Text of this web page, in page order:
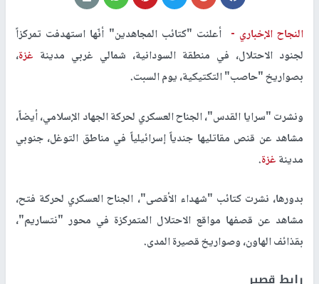
النجاح الإخباري - أعلنت "كتائب المجاهدين" أنّها استهدفت تمركزاً
لجنود الاحتلال، في منطقة السودانية، شمالي غربي مدينة غزة،
بصواريخ "حاصب" التكتيكية، يوم السبت.
ونشرت "سرايا القدس"، الجناح العسكري لحركة الجهاد الإسلامي، أيضاً،
مشاهد عن قنص مقاتليها جندياً إسرائيلياً في مناطق التوغل، جنوبي
مدينةغزة.
بدورها، نشرت كتائب "شهداء الأقصى"، الجناح العسكري لحركة فتح،
مشاهد عن قصفها مواقع الاحتلال المتمركزة في محور "نتساريم"،
بقذائف الهاون، وصواريخ قصيرة المدى.
رابط قصير